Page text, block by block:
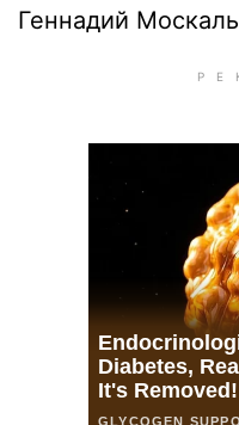
Геннадий Москаль